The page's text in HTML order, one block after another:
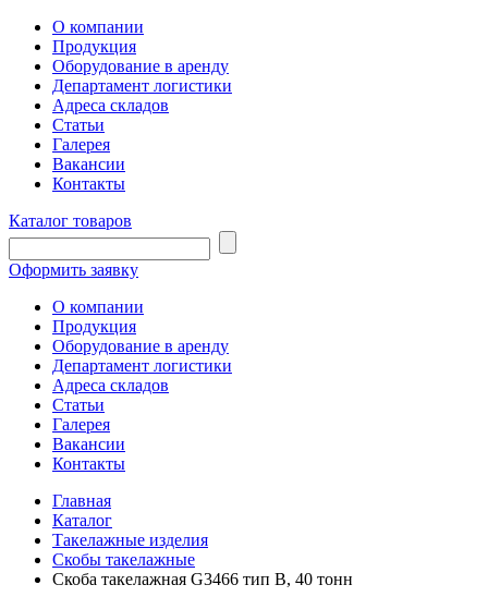
О компании
Продукция
Оборудование в аренду
Департамент логистики
Адреса складов
Статьи
Галерея
Вакансии
Контакты
Каталог товаров
Оформить заявку
О компании
Продукция
Оборудование в аренду
Департамент логистики
Адреса складов
Статьи
Галерея
Вакансии
Контакты
Главная
Каталог
Такелажные изделия
Скобы такелажные
Скоба такелажная G3466 тип B, 40 тонн